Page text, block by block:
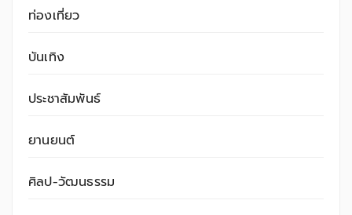
ท่องเที่ยว
บันเทิง
ประชาสัมพันธ์
ยานยนต์
ศิลป-วัฒนธรรม